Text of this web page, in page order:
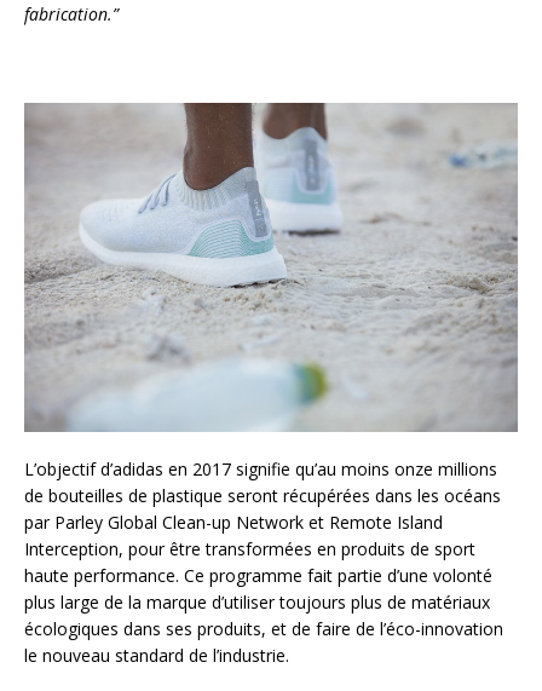
fabrication.”
L’objectif d’adidas en 2017 signifie qu’au moins onze millions
de bouteilles de plastique seront récupérées dans les océans
par Parley Global Clean-up Network et Remote Island
Interception, pour être transformées en produits de sport
haute performance. Ce programme fait partie d’une volonté
plus large de la marque d’utiliser toujours plus de matériaux
écologiques dans ses produits, et de faire de l’éco-innovation
le nouveau standard de l’industrie.